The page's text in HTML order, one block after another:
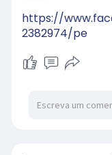
https://
2382974/pe